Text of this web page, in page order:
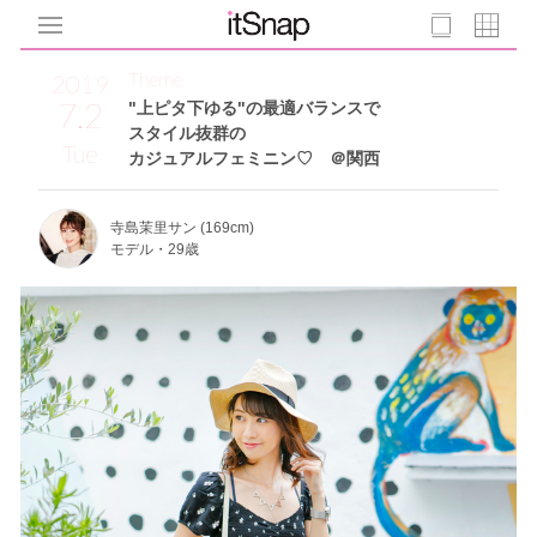
2019
7.2
Tue
"上ピタ下ゆる"の最適バランスで
スタイル抜群の
カジュアルフェミニン♡ ＠関西
Theme
寺島茉里サン (169cm)
モデル・29歳